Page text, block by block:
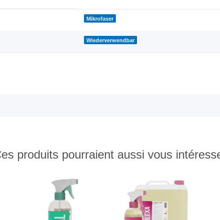
Mikrofaser
Wiederverwendbar
produits pourraient aussi vous